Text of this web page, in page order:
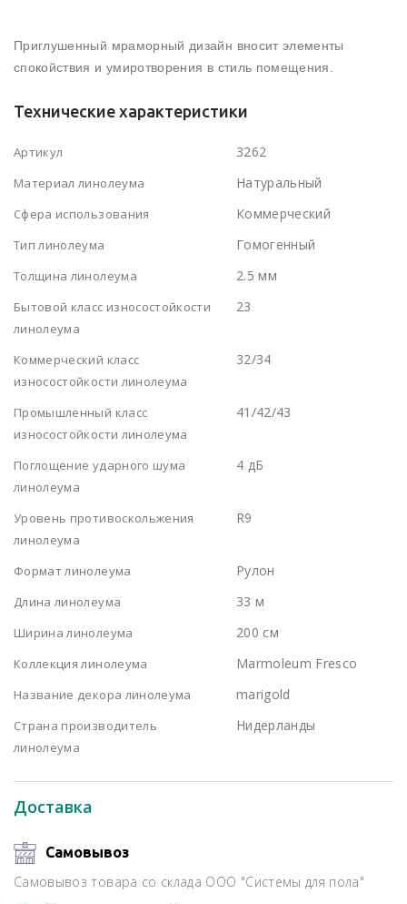
Доставка
Самовывоз
Самовывоз товара со склада ООО "Системы для пола"
Приглушенный мраморный дизайн вносит элементы
спокойствия и умиротворения в стиль помещения.
Технические характеристики
Артикул 3262
Материал линолеума Натуральный
Сфера использования Коммерческий
Тип линолеума Гомогенный
Толщина линолеума 2.5 мм
Бытовой класс износостойкости
линолеума
23
Коммерческий класс
износостойкости линолеума
32/34
Промышленный класс
износостойкости линолеума
41/42/43
Поглощение ударного шума
линолеума
4 дБ
Уровень противоскольжения
линолеума
R9
Формат линолеума Рулон
Длина линолеума 33 м
Ширина линолеума 200 см
Коллекция линолеума Marmoleum Fresco
Название декора линолеума marigold
Страна производитель
линолеума
Нидерланды